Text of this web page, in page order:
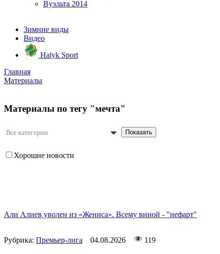
Вуэльта 2014
Зимние виды
Видео
Halyk Sport
Главная
Материалы
Материалы по тегу "мечта"
Все категории Показать
Хорошие новости
Али Алиев уволен из «Жениса». Всему виной - "нефарт"
Рубрика: Премьер-лига 04.08.2026 119